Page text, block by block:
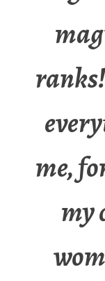
me,
my